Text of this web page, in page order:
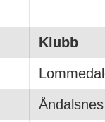
Klubb